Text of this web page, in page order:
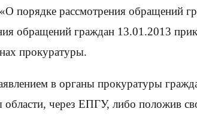
рассмотрения обращений
обращений граждан 13.01.2013
прокуратуры.
в органы прокуратуры
через ЕПГУ, либо положив